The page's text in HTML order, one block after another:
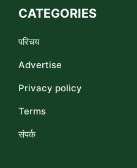
CATEGORIES
परिचय
Advertise
Privacy policy
Terms
संपर्क